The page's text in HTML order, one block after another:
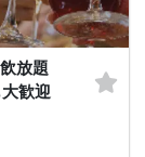
放題
歓迎